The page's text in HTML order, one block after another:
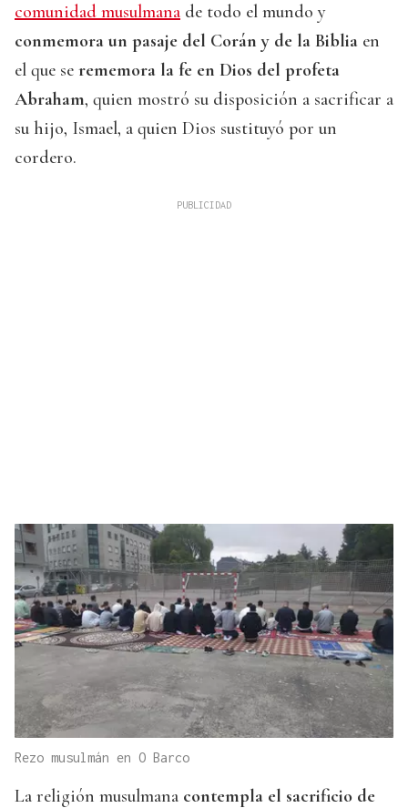
comunidad musulmana de todo el mundo y
conmemora un pasaje del Corán y de la Biblia en
el que se rememora la fe en Dios del profeta
Abraham, quien mostró su disposición a sacrificar a
su hijo, Ismael, a quien Dios sustituyó por un
cordero.
Rezo musulmán en O Barco
La religión musulmana contempla el sacrificio de